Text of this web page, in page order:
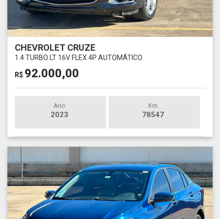
CHEVROLET CRUZE
1.4 TURBO LT 16V FLEX 4P AUTOMÁTICO
R$ 92.000,00
Ano
2023
Km
78547